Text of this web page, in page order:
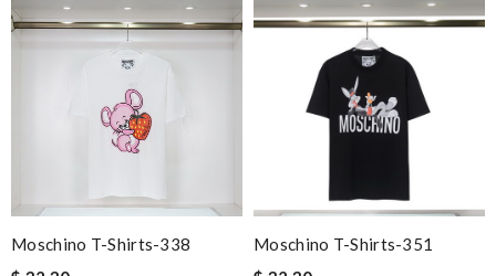
Moschino T-Shirts-338
Moschino T-Shirts-351